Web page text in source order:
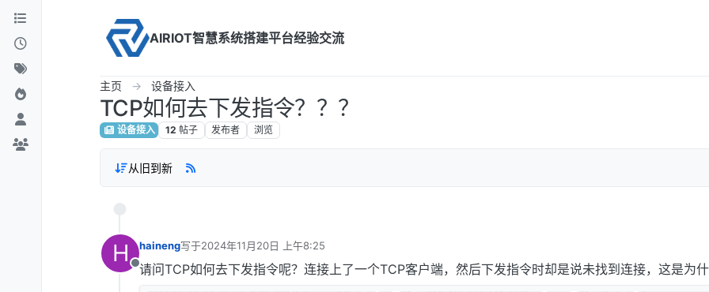
Skip to content
AIRIOT智慧系统搭建平台经验交流
主页 设备接入
TCP如何去下发指令？？？
设备接入 12 帖子 发布者 浏览
从旧到新
H
离线
haineng写于2024年11月20日 上午8:25
最后由 编辑
请问TCP如何去下发指令呢？连接上了一个TCP客户端，然后下发指令时却是说未找到连接，这是为